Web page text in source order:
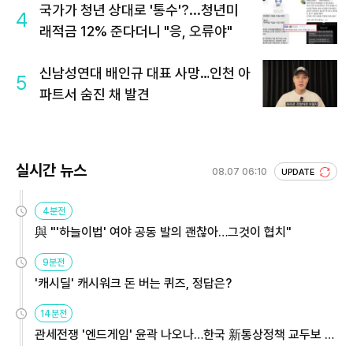
4
국가가 청년 상대로 '통수'?...청년미
래적금 12% 준다더니 "응, 오류야"
5
신남성연대 배인규 대표 사망…인천 아
파트서 숨진 채 발견
실시간 뉴스 08.07 06:10 UPDATE
4분전
與 "'하늘이법' 여야 공동 발의 괜찮아…그것이 협치"
9분전
'캐시딜' 캐시워크 돈 버는 퀴즈, 정답은?
14분전
관세전쟁 '엔드게임' 윤곽 나오나…한국 新통상정책 교두보 활